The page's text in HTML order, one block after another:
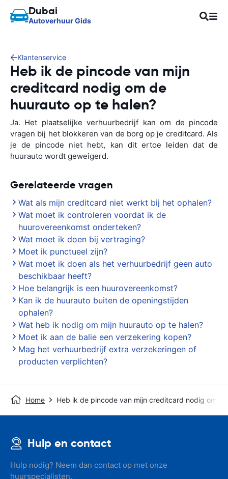
Dubai
Autoverhuur Gids
Klantenservice
Heb ik de pincode van mijn
creditcard nodig om de
huurauto op te halen?
Ja. Het plaatselijke verhuurbedrijf kan om de pincode
vragen bij het blokkeren van de borg op je creditcard. Als
je de pincode niet hebt, kan dit ertoe leiden dat de
huurauto wordt geweigerd.
Gerelateerde vragen
Wat als mijn creditcard niet werkt bij het ophalen?
Wat moet ik controleren voordat ik de
huurovereenkomst onderteken?
Wat moet ik doen bij vertraging?
Moet ik punctueel zijn?
Wat moet ik doen als het verhuurbedrijf geen auto
beschikbaar heeft?
Hoe belangrijk is een huurovereenkomst?
Kan ik de huurauto buiten de openingstijden
ophalen?
Wat heb ik nodig om mijn huurauto op te halen?
Moet ik aan de balie een verzekering kopen?
Mag het verhuurbedrijf extra verzekeringen of
producten verplichten?
Home Heb ik de pincode van mijn creditcard nodig om
Hulp en contact
Hulp nodig? Neem dan contact op met onze
huurspecialisten.